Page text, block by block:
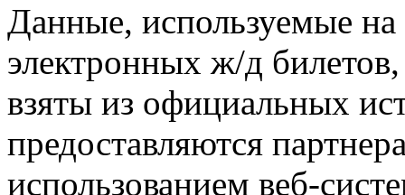
Данные, используемые на
электронных ж/д
взяты из официальных
предоставляются
использованием веб-